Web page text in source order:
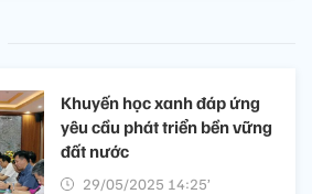
Khuyến học xanh đáp ứng
yêu cầu phát triển bền vững
đất nước
29/05/2025 14:25’